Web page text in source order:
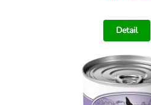
Detail